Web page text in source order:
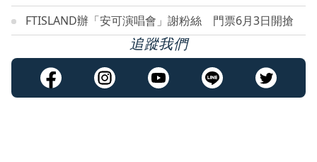
FTISLAND辦「安可演唱會」謝粉絲 門票6月3日開搶
追蹤我們